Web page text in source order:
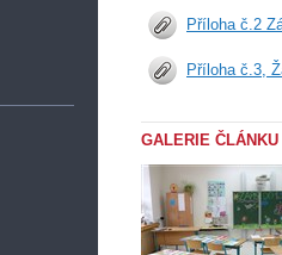
Příloha č.2
Příloha č.3,
GALERIE ČLÁNKU